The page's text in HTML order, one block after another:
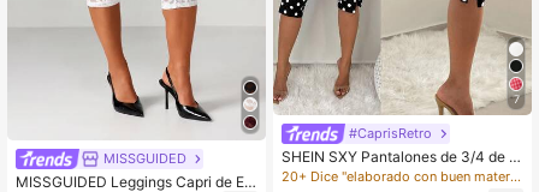
MISSGUIDED
MISSGUIDED Leggings Capri de En
7
#CaprisRetro
SHEIN SXY Pantalones de 3/4 de lo
ngitud con estampado de lunares el20+ Dice "elaborado con buen material"